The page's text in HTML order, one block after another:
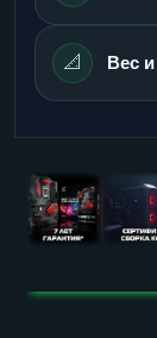
📐 Вес